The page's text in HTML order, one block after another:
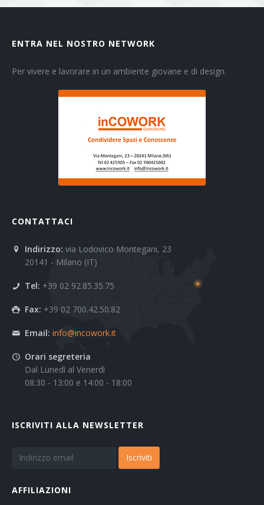
ENTRA NEL NOSTRO NETWORK
Per vivere e lavorare in un ambiente giovane e di design.
CONTATTACI
Indirizzo: via Lodovico Montegani, 23
20141 - Milano (IT)
Tel: +39 02 92.85.35.75
Fax: +39 02 700.42.50.82
Email: info@incowork.it
Orari segreteria
Dal Lunedì al Venerdì
08:30 - 13:00 e 14:00 - 18:00
ISCRIVITI ALLA NEWSLETTER
Iscriviti
AFFILIAZIONI